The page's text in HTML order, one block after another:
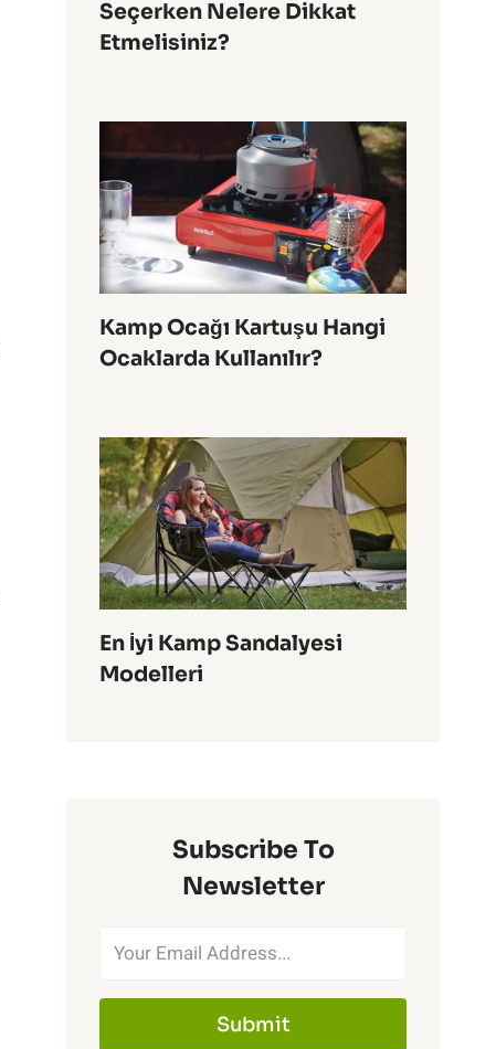
Seçerken Nelere Dikkat
Etmelisiniz?
Kamp Ocağı Kartuşu Hangi
Ocaklarda Kullanılır?
En İyi Kamp Sandalyesi
Modelleri
Subscribe To
Newsletter
Submit